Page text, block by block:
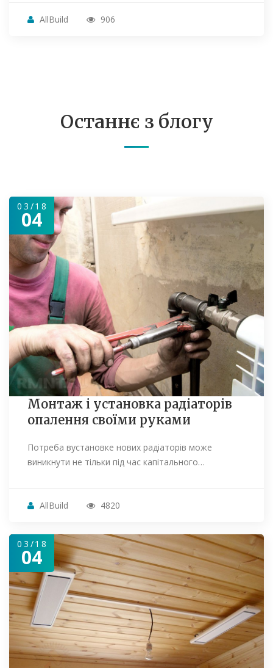
AllBuild 906
Останнє з блогу
03/18
04
Монтаж і установка радіаторів
опалення своїми руками
Потреба вустановке нових радіаторів може
виникнути не тільки під час капітального…
AllBuild 4820
03/18
04